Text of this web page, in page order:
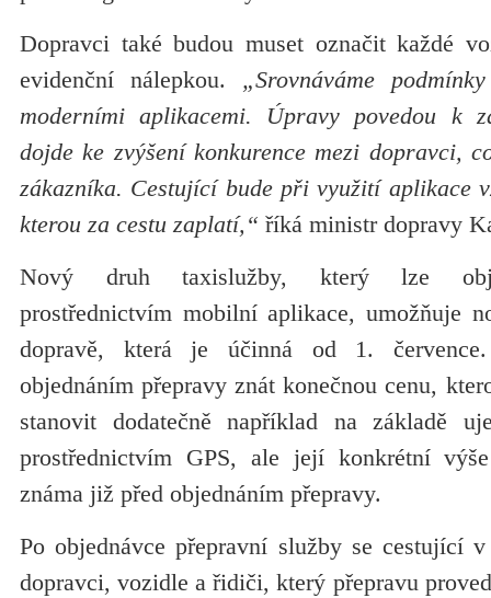
Dopravci také budou muset označit každé
evidenční nálepkou. „Srovnáváme
moderními aplikacemi. Úpravy povedou k
dojde ke zvýšení konkurence mezi dopravci,
zákazníka. Cestující bude při využití aplikace
kterou za cestu zaplatí,“ říká ministr dopravy
Nový druh taxislužby, který lze
prostřednictvím mobilní aplikace, umožňuje
dopravě, která je účinná od 1.
objednáním přepravy znát konečnou cenu,
stanovit dodatečně například na základě
prostřednictvím GPS, ale její konkrétní
známa již před objednáním přepravy.
Po objednávce přepravní služby se cestující
dopravci, vozidle a řidiči, který přepravu